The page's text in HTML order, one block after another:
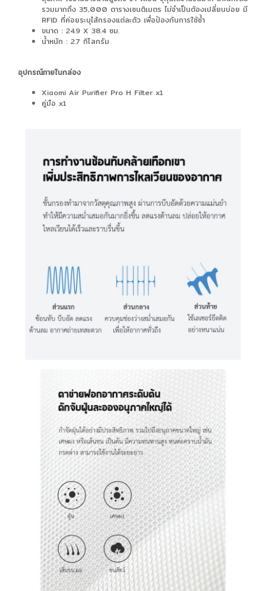
รวมมากถึง 35,000 ตารางเซนติเมตร ไม่จำเป็นต้องเปลี่ยนบ่อย มี
RFID ที่ค่อยระบุไส้กรองแต่ละตัว เพื่อป้องกันการใช้ซ้ำ
ขนาด : 24.9 X 38.4 ซม.
น้ำหนัก : 2.7 กิโลกรัม
อุปกรณ์ภายในกล่อง
Xiaomi Air Purifier Pro H Filter x1
คู่มือ x1